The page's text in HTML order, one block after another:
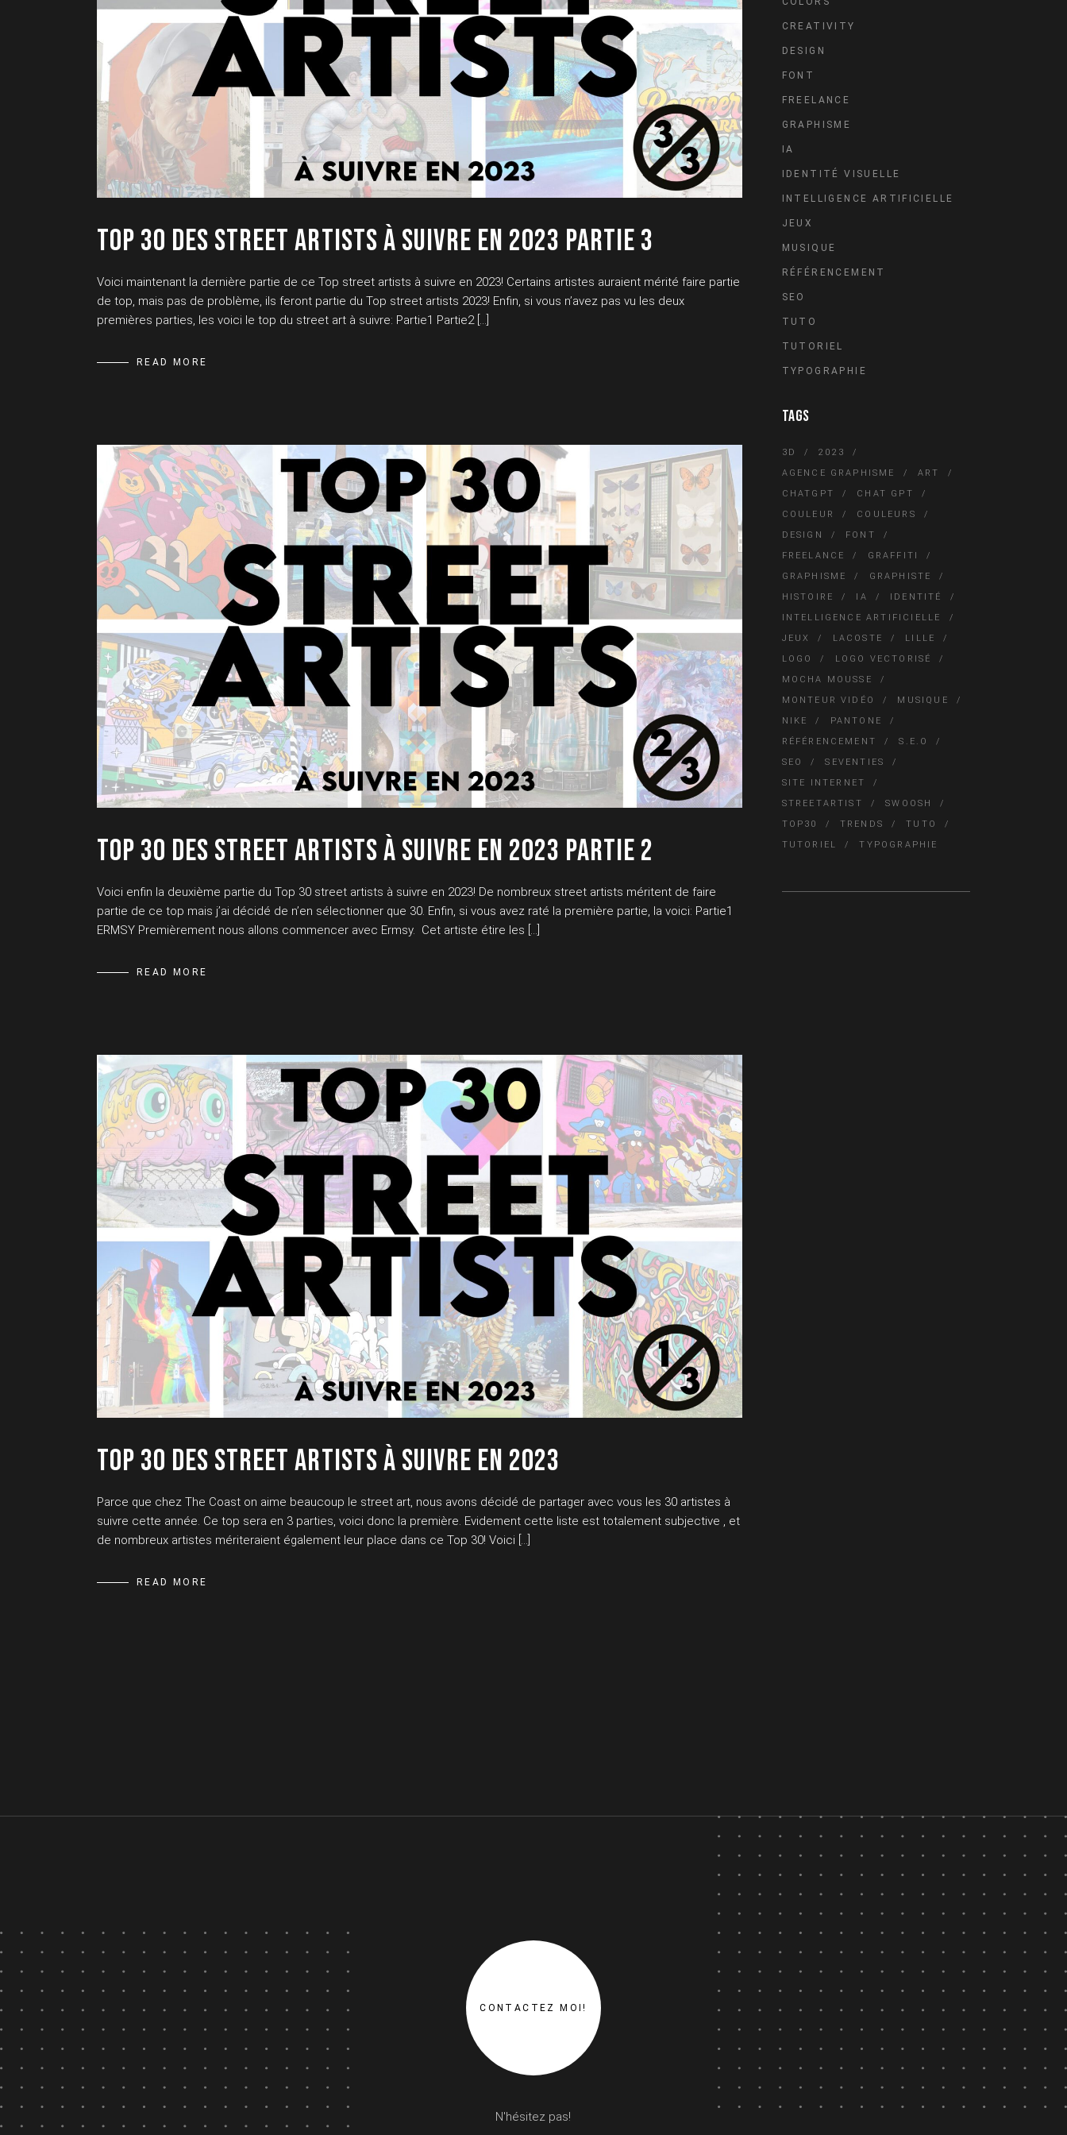
TOP 30 DES STREET ARTISTS À SUIVRE EN 2023 PARTIE 3
Voici maintenant la dernière partie de ce Top street artists à suivre en 2023! Certains artistes auraient mérité faire partie
de top, mais pas de problème, ils feront partie du Top street artists 2023! Enfin, si vous n’avez pas vu les deux
premières parties, les voici le top du street art à suivre: Partie1 Partie2 […]
READ MORE
TOP 30 DES STREET ARTISTS À SUIVRE EN 2023 PARTIE 2
Voici enfin la deuxième partie du Top 30 street artists à suivre en 2023! De nombreux street artists méritent de faire
partie de ce top mais j’ai décidé de n’en sélectionner que 30. Enfin, si vous avez raté la première partie, la voici: Partie1
ERMSY Premièrement nous allons commencer avec Ermsy. Cet artiste étire les […]
READ MORE
TOP 30 DES STREET ARTISTS À SUIVRE EN 2023
Parce que chez The Coast on aime beaucoup le street art, nous avons décidé de partager avec vous les 30 artistes à
suivre cette année. Ce top sera en 3 parties, voici donc la première. Evidement cette liste est totalement subjective , et
de nombreux artistes mériteraient également leur place dans ce Top 30! Voici […]
READ MORE
CREATIVITY
DESIGN
FONT
FREELANCE
GRAPHISME
IA
IDENTITÉ VISUELLE
INTELLIGENCE ARTIFICIELLE
JEUX
MUSIQUE
RÉFÉRENCEMENT
SEO
TUTO
TUTORIEL
TYPOGRAPHIE
TAGS
3D
2023
AGENCE GRAPHISME
ART
CHATGPT
CHAT GPT
COULEUR
COULEURS
DESIGN
FONT
FREELANCE
GRAFFITI
GRAPHISME
GRAPHISTE
HISTOIRE
IA
IDENTITÉ
INTELLIGENCE ARTIFICIELLE
JEUX
LACOSTE
LILLE
LOGO
LOGO VECTORISÉ
MOCHA MOUSSE
MONTEUR VIDÉO
MUSIQUE
NIKE
PANTONE
RÉFÉRENCEMENT
S.E.O
SEO
SEVENTIES
SITE INTERNET
STREETARTIST
SWOOSH
TOP30
TRENDS
TUTO
TUTORIEL
TYPOGRAPHIE
CONTACTEZ MOI!
N'hésitez pas!